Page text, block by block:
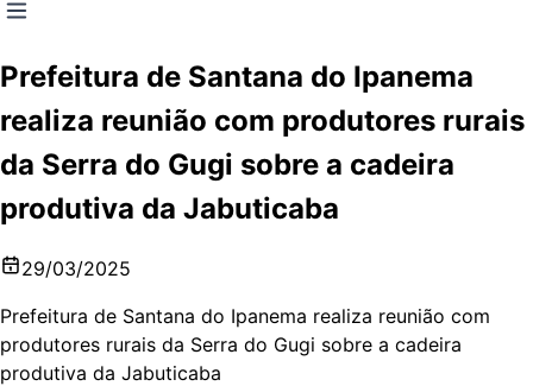
Prefeitura de Santana do Ipanema
realiza reunião com produtores rurais
da Serra do Gugi sobre a cadeira
produtiva da Jabuticaba
29/03/2025
Prefeitura de Santana do Ipanema realiza reunião com
produtores rurais da Serra do Gugi sobre a cadeira
produtiva da Jabuticaba